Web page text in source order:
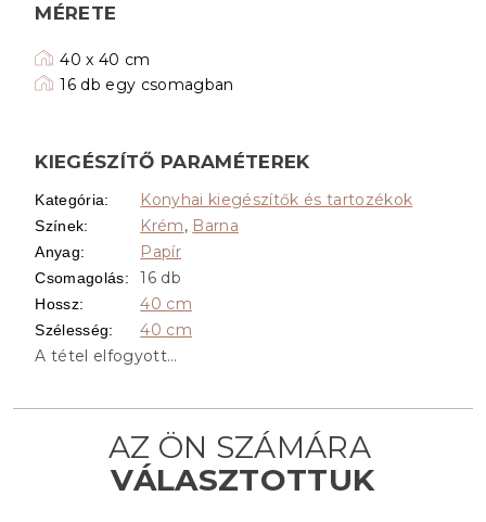
MÉRETE
40 x 40 cm
16 db egy csomagban
KIEGÉSZÍTŐ PARAMÉTEREK
Kategória: Konyhai kiegészítők és tartozékok
Színek: Krém, Barna
Anyag: Papír
Csomagolás: 16 db
Hossz: 40 cm
Szélesség:
40 cm
A tétel elfogyott…